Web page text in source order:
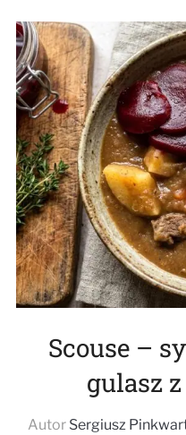
Scouse –
gulasz
Autor Sergiusz